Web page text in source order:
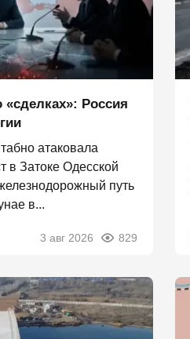
Россия
атаковала
в Затоке Одесской
путь
в...
3 авг 2026 829